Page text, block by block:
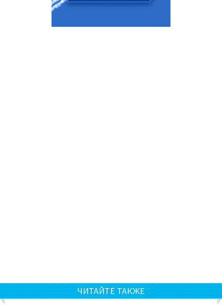
ЧИТАЙТЕ ТАКЖЕ